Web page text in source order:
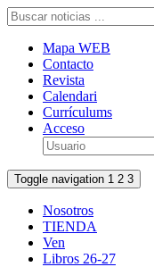
Mapa WEB
Contacto
Revista
Calendari
Currículums
Acceso
Toggle navigation 1 2 3
Nosotros
TIENDA
Ven
Libros 26-27